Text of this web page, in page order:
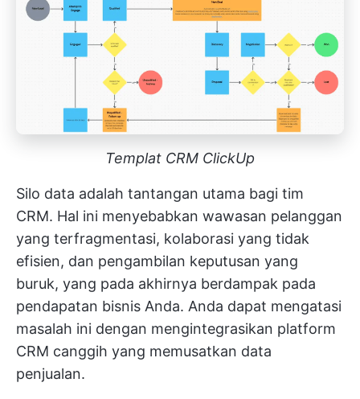
Templat CRM ClickUp
Silo data adalah tantangan utama bagi tim
CRM. Hal ini menyebabkan wawasan pelanggan
yang terfragmentasi, kolaborasi yang tidak
efisien, dan pengambilan keputusan yang
buruk, yang pada akhirnya berdampak pada
pendapatan bisnis Anda. Anda dapat mengatasi
masalah ini dengan mengintegrasikan platform
CRM canggih yang memusatkan data
penjualan.